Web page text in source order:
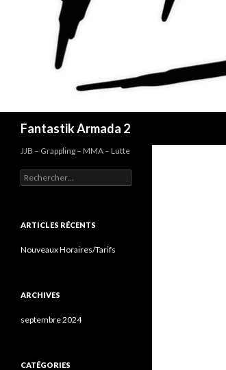
Fantastik Armada 2
JJB – Grappling – MMA – Lutte
Rechercher :
ARTICLES RÉCENTS
Nouveaux Horaires/Tarifs
ARCHIVES
septembre 2024
CATÉGORIES